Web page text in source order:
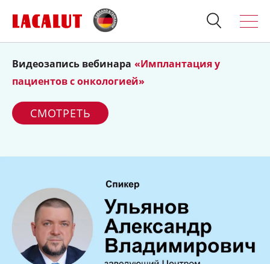
Продукция
Спросите стоматолога
Контакты
Для стоматологов:
Терапия
Искать
Видеозапись вебинара «Имплантация у
пациентов с онкологией»
СМОТРЕТЬ